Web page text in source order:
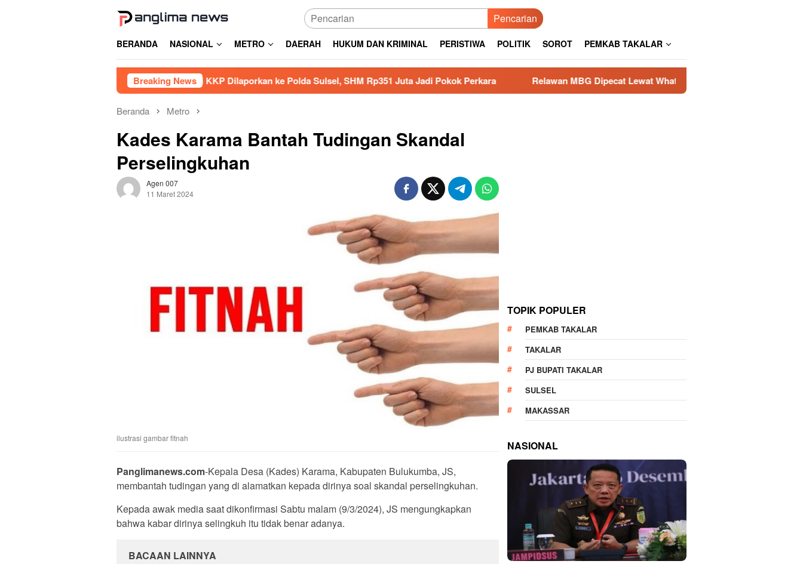
Pencarian
BERANDA NASIONAL METRO DAERAH HUKUM DAN KRIMINAL PERISTIWA POLITIK SOROT PEMKAB TAKALAR
Breaking News
Oknum Pegawai KKP Dilaporkan ke Polda Sulsel, SHM Rp351 Juta Jadi Pokok Perkara Relawan MBG Dipecat Lewat WhatsApp, Janji Kanwil KPPG Sulsel Masih
Beranda Metro
Kades Karama Bantah Tudingan Skandal
Perselingkuhan
Agen 007
11 Maret 2024
ilustrasi gambar fitnah
Panglimanews.com-Kepala Desa (Kades) Karama, Kabupaten Bulukumba, JS,
membantah tudingan yang di alamatkan kepada dirinya soal skandal perselingkuhan.
Kepada awak media saat dikonfirmasi Sabtu malam (9/3/2024), JS mengungkapkan
bahwa kabar dirinya selingkuh itu tidak benar adanya.
BACAAN LAINNYA
TOPIK POPULER
PEMKAB TAKALAR
TAKALAR
PJ BUPATI TAKALAR
SULSEL
MAKASSAR
NASIONAL